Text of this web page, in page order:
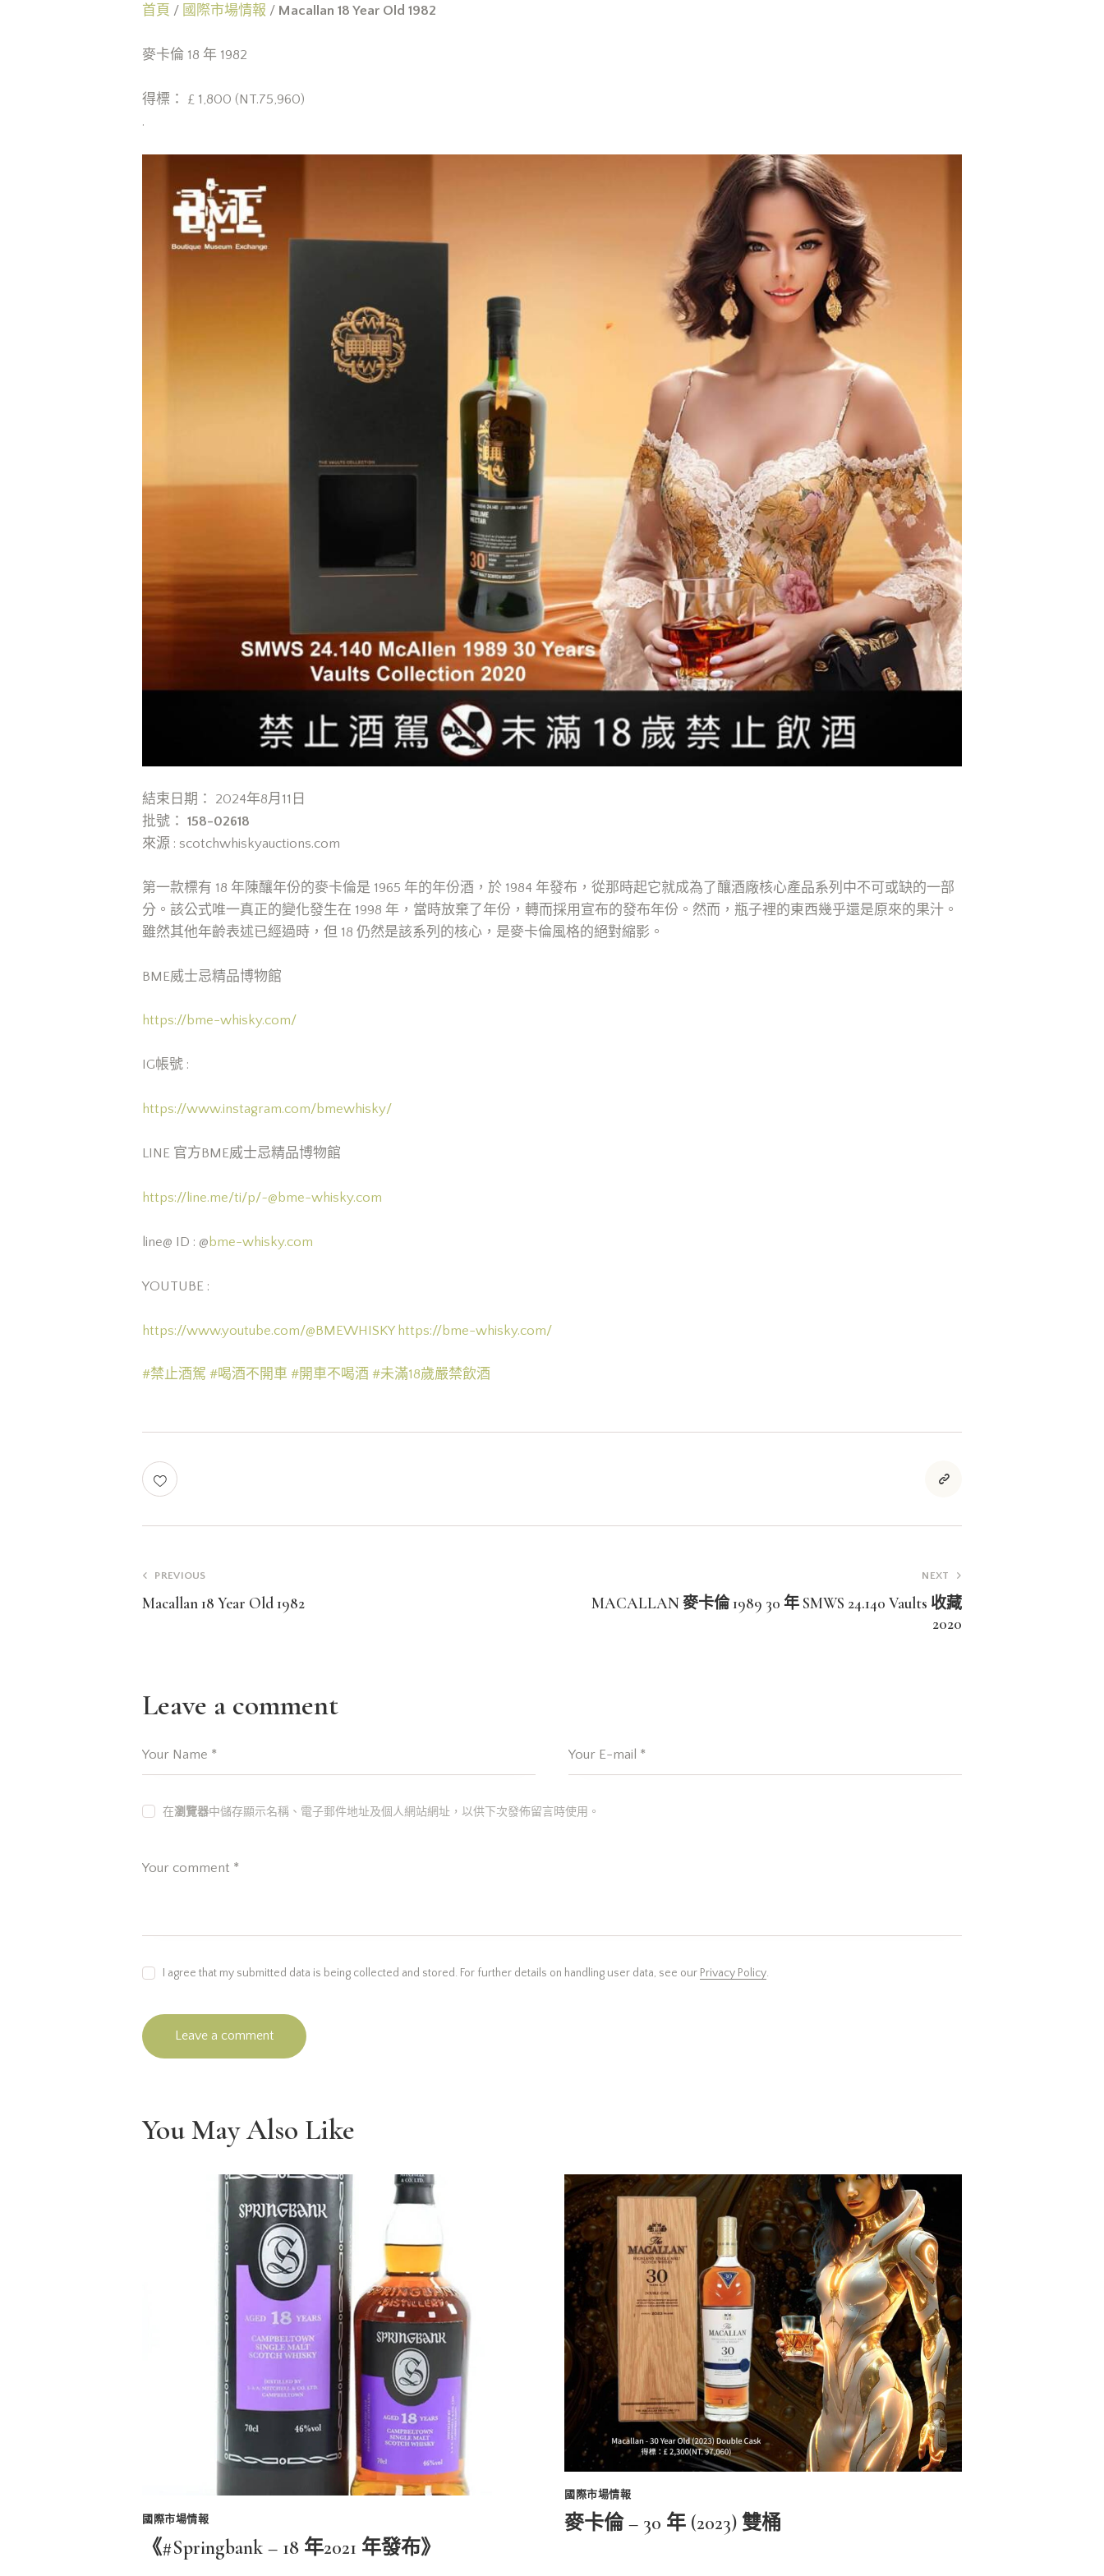
首頁 / 國際市場情報 / Macallan 18 Year Old 1982
麥卡倫 18 年 1982
得標： £ 1,800 (NT.75,960)
.
結束日期： 2024年8月11日
批號： 158-02618
來源 : scotchwhiskyauctions.com
第一款標有 18 年陳釀年份的麥卡倫是 1965 年的年份酒，於 1984 年發布，從那時起它就成為了釀酒廠核心產品系列中不可或缺的一部
分。該公式唯一真正的變化發生在 1998 年，當時放棄了年份，轉而採用宣布的發布年份。然而，瓶子裡的東西幾乎還是原來的果汁。
雖然其他年齡表述已經過時，但 18 仍然是該系列的核心，是麥卡倫風格的絕對縮影。
BME威士忌精品博物館
https://bme-whisky.com/
IG帳號 :
https://www.instagram.com/bmewhisky/
LINE 官方BME威士忌精品博物館
https://line.me/ti/p/~@bme-whisky.com
line@ ID : @bme-whisky.com
YOUTUBE :
https://www.youtube.com/@BMEWHISKY https://bme-whisky.com/
#禁止酒駕 #喝酒不開車 #開車不喝酒 #未滿18歲嚴禁飲酒
PREVIOUS
Macallan 18 Year Old 1982
NEXT
MACALLAN 麥卡倫 1989 30 年 SMWS 24.140 Vaults 收藏
2020
Leave a comment
在瀏覽器中儲存顯示名稱、電子郵件地址及個人網站網址，以供下次發佈留言時使用。
I agree that my submitted data is being collected and stored. For further details on handling user data, see our Privacy Policy.
You May Also Like
國際市場情報
《#Springbank – 18 年2021 年發布》
國際市場情報
麥卡倫 – 30 年 (2023) 雙桶